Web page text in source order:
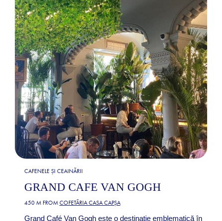
CAFENELE ȘI CEAINĂRII
GRAND CAFE VAN GOGH
450 M FROM COFETĂRIA CASA CAPȘA
Grand Café Van Gogh este o destinație emblematică în